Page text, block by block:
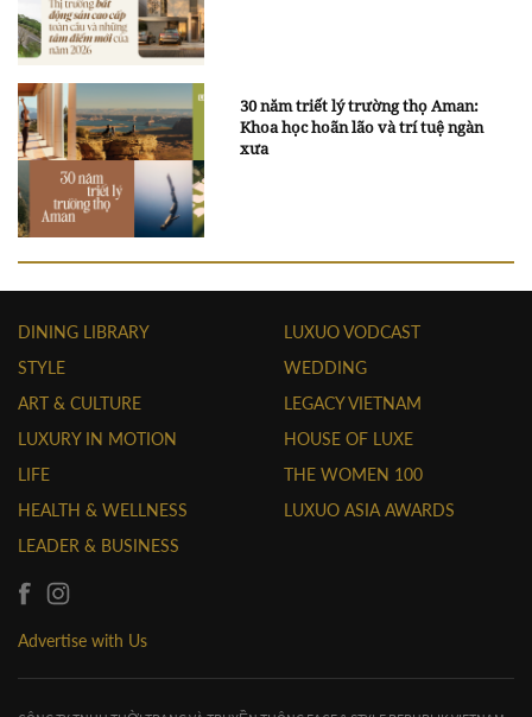
30 năm triết lý trường thọ Aman:
Khoa học hoãn lão và trí tuệ ngàn
xưa
DINING LIBRARY
STYLE
ART & CULTURE
LUXURY IN MOTION
LIFE
HEALTH & WELLNESS
LEADER & BUSINESS
LUXUO VODCAST
WEDDING
LEGACY VIETNAM
HOUSE OF LUXE
THE WOMEN 100
LUXUO ASIA AWARDS
Advertise with Us